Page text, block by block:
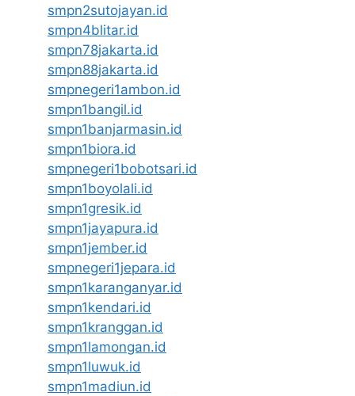
smpn2sutojayan.id
smpn4blitar.id
smpn78jakarta.id
smpn88jakarta.id
smpnegeri1ambon.id
smpn1bangil.id
smpn1banjarmasin.id
smpn1biora.id
smpnegeri1bobotsari.id
smpn1boyolali.id
smpn1gresik.id
smpn1jayapura.id
smpn1jember.id
smpnegeri1jepara.id
smpn1karanganyar.id
smpn1kendari.id
smpn1kranggan.id
smpn1lamongan.id
smpn1luwuk.id
smpn1madiun.id